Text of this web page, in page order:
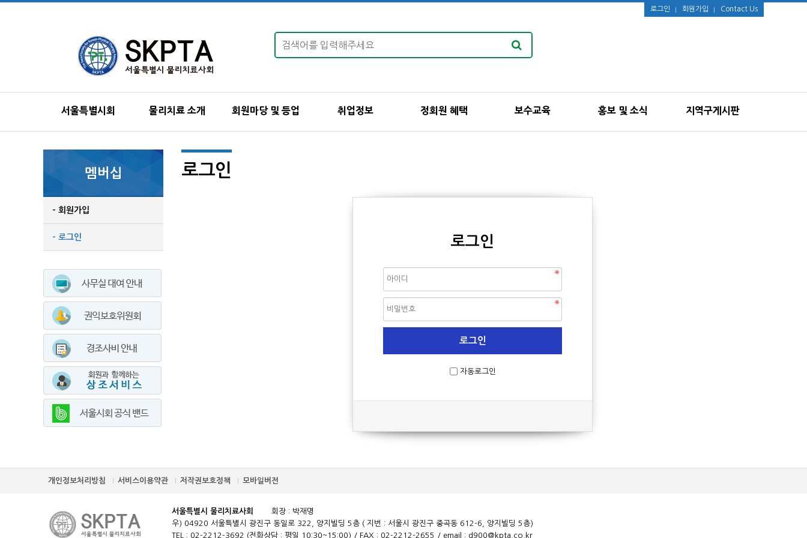
Contact Us
회원가입
로그인
서울특별시회 물리치료 소개 회원마당 및 등업 취업정보 정회원 혜택 보수교육 홍보 및 소식 지역구게시판
멤버십
- 회원가입
- 로그인
로그인
로그인
자동로그인
개인정보처리방침 서비스이용약관 저작권보호정책 모바일버전
서울특별시 물리치료사회
회장 : 박재명
우) 04920 서울특별시 광진구 동일로 322, 양지빌딩 5층 ( 지번 : 서울시 광진구 중곡동 612-6, 양지빌딩 5층)
TEL : 02-2212-3692 (전화상담 : 평일 10:30~15:00) / FAX : 02-2212-2655 / email : d900@kpta.co.kr